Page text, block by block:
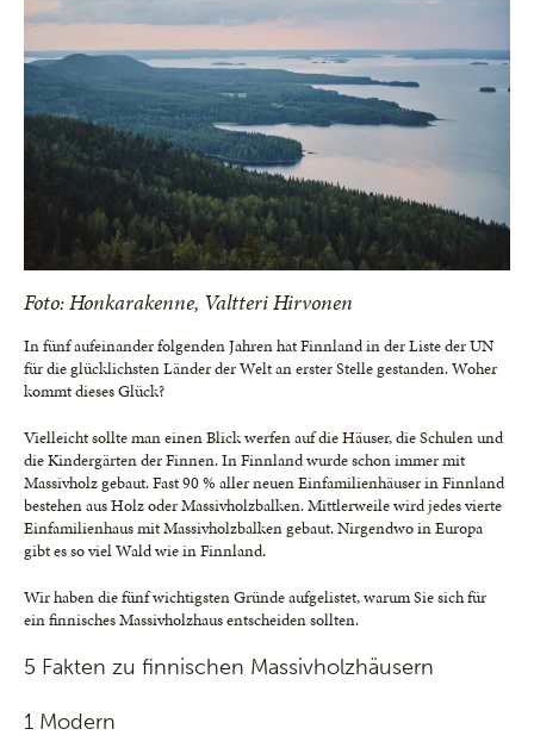
Foto: Honkarakenne, Valtteri Hirvonen
In fünf aufeinander folgenden Jahren hat Finnland in der Liste der UN
für die glücklichsten Länder der Welt an erster Stelle gestanden. Woher
kommt dieses Glück?
Vielleicht sollte man einen Blick werfen auf die Häuser, die Schulen und
die Kindergärten der Finnen. In Finnland wurde schon immer mit
Massivholz gebaut. Fast 90 % aller neuen Einfamilienhäuser in Finnland
bestehen aus Holz oder Massivholzbalken. Mittlerweile wird jedes vierte
Einfamilienhaus mit Massivholzbalken gebaut. Nirgendwo in Europa
gibt es so viel Wald wie in Finnland.
Wir haben die fünf wichtigsten Gründe aufgelistet, warum Sie sich für
ein finnisches Massivholzhaus entscheiden sollten.
5 Fakten zu finnischen Massivholzhäusern
1 Modern